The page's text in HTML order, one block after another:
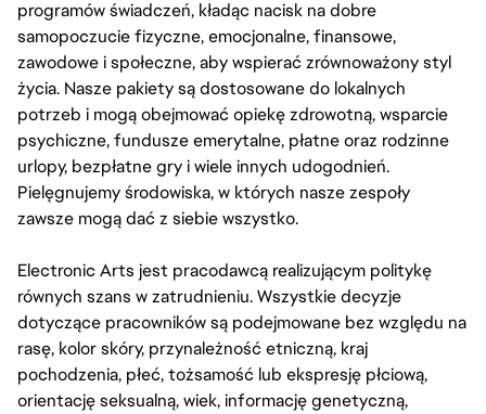
programów świadczeń, kładąc nacisk na dobre
samopoczucie fizyczne, emocjonalne, finansowe,
zawodowe i społeczne, aby wspierać zrównoważony styl
życia. Nasze pakiety są dostosowane do lokalnych
potrzeb i mogą obejmować opiekę zdrowotną, wsparcie
psychiczne, fundusze emerytalne, płatne oraz rodzinne
urlopy, bezpłatne gry i wiele innych udogodnień.
Pielęgnujemy środowiska, w których nasze zespoły
zawsze mogą dać z siebie wszystko.
Electronic Arts jest pracodawcą realizującym politykę
równych szans w zatrudnieniu. Wszystkie decyzje
dotyczące pracowników są podejmowane bez względu na
rasę, kolor skóry, przynależność etniczną, kraj
pochodzenia, płeć, tożsamość lub ekspresję płciową,
orientację seksualną, wiek, informację genetyczną,